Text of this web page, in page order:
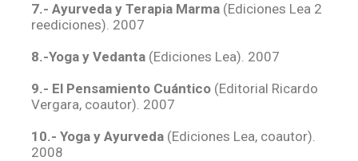
7.- Ayurveda y Terapia Marma (Ediciones Lea 2
reediciones). 2007
8.-Yoga y Vedanta (Ediciones Lea). 2007
9.- El Pensamiento Cuántico (Editorial Ricardo
Vergara, coautor). 2007
10.- Yoga y Ayurveda (Ediciones Lea, coautor).
2008